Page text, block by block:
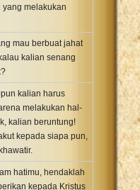
melakukan
mau berbuat jahat
kalian senang
kalian harus
melakukan hal-
kalian beruntung!
kepada siapa pun,
hatimu, hendaklah
kepada Kristus